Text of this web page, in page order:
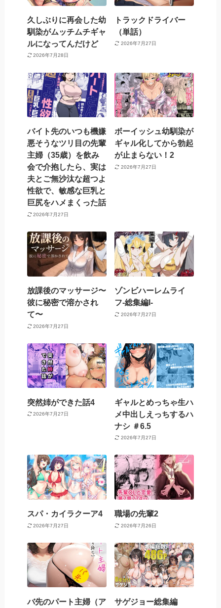
久しぶりに再会した幼
馴染がムッチムチギャ
ルになってんだけど
2026年7月28日
トラックドライバー
（単話）
2026年7月27日
バイト先のいつも機嫌
悪そうなツリ目の先輩
主婦（35歳）を飲み
会で介抱したら、実は
夫とご無沙汰な超つよ
性欲で、敏感な巨乳と
巨尻をハメまくった話
2026年7月27日
ボーイッシュ幼馴染が
ギャル化してから勃起
が止まらない！2
2026年7月27日
放課後のマッサージ〜
彼に秘密で溶かされ
て〜
2026年7月27日
ゾンビハーレムライ
フ‐総集編I-
2026年7月27日
突然姉ができた話4
2026年7月27日
ギャルとめっちゃ生ハ
メ中出しえっちするハ
ナシ ＃6.5
2026年7月27日
スパ・カイラクーア4
2026年7月27日
職場の先輩2
2026年7月26日
バ先のパート主婦（ア
サゲジョー総集編